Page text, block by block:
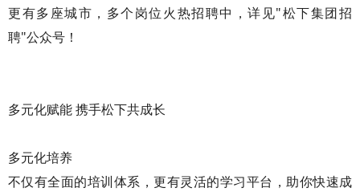
更有多座城市，多个岗位火热招聘中，详见"松下集团招
聘"公众号！
多元化赋能 携手松下共成长
多元化培养
不仅有全面的培训体系，更有灵活的学习平台，助你快速成